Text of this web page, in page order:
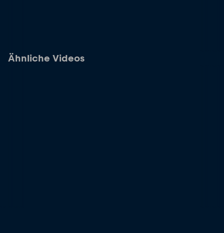
Ähnliche Videos